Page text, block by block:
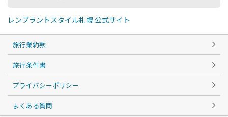
レンブラントスタイル札幌 公式サイト
旅行業約款
旅行条件書
プライバシーポリシー
よくある質問